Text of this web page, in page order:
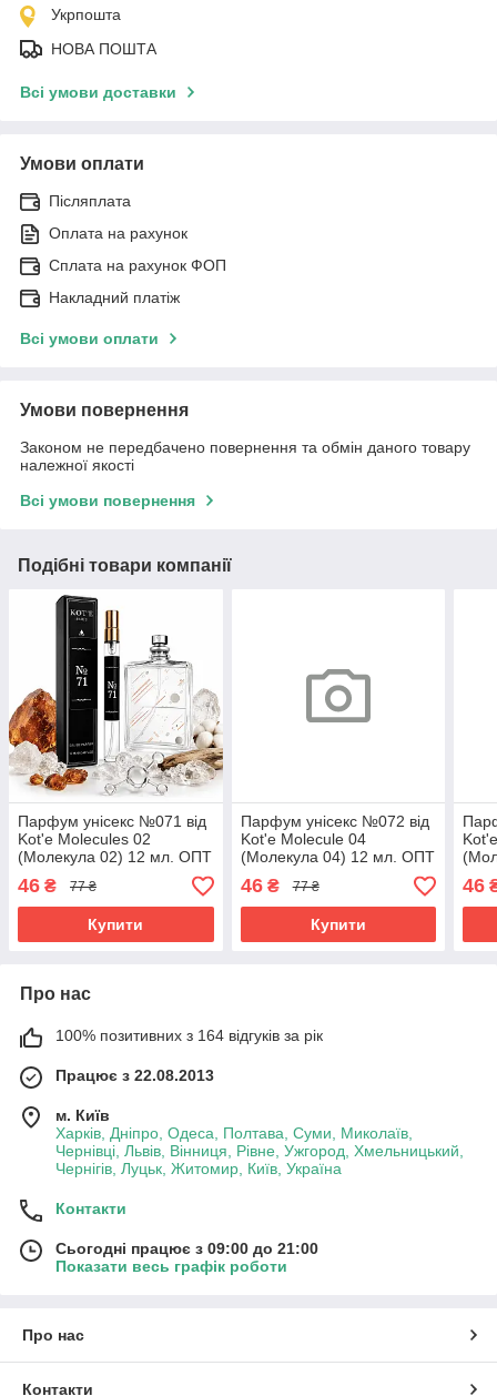
Укрпошта
НОВА ПОШТА
Всі умови доставки
Умови оплати
Післяплата
Оплата на рахунок
Сплата на рахунок ФОП
Накладний платіж
Всі умови оплати
Умови повернення
Законом не передбачено повернення та обмін даного товару
належної якості
Всі умови повернення
Подібні товари компанії
Парфум унісекс №071 від
Kot'e Molecules 02
(Молекула 02) 12 мл. ОПТ
46 ₴ 77 ₴
Купити
Парфум унісекс №072 від
Kot'e Molecule 04
(Молекула 04) 12 мл. ОПТ
46₴ 77 ₴
Купити
46
Про нас
100% позитивних з 164 відгуків за рік
Працює з 22.08.2013
м. Київ
Харків, Дніпро, Одеса, Полтава, Суми, Миколаїв,
Чернівці, Львів, Вінниця, Рівне, Ужгород, Хмельницький,
Чернігів, Луцьк, Житомир, Київ, Україна
Контакти
Сьогодні працює з 09:00 до 21:00
Показати весь графік роботи
Про нас
Контакти